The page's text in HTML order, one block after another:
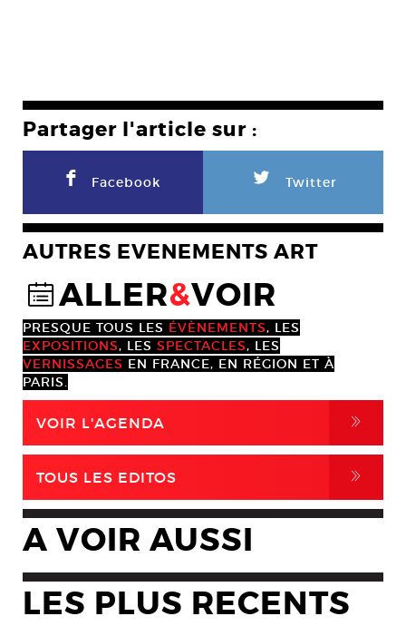
Partager l'article sur :
F Facebook L Twitter
AUTRES EVENEMENTS ART
@ALLER&VOIR
PRESQUE TOUS LES ÉVÈNEMENTS, LES
EXPOSITIONS, LES SPECTACLES, LES
VERNISSAGES EN FRANCE, EN RÉGION ET À
PARIS.
VOIR L'AGENDA ,
TOUS LES EDITOS ,
A VOIR AUSSI
LES PLUS RECENTS